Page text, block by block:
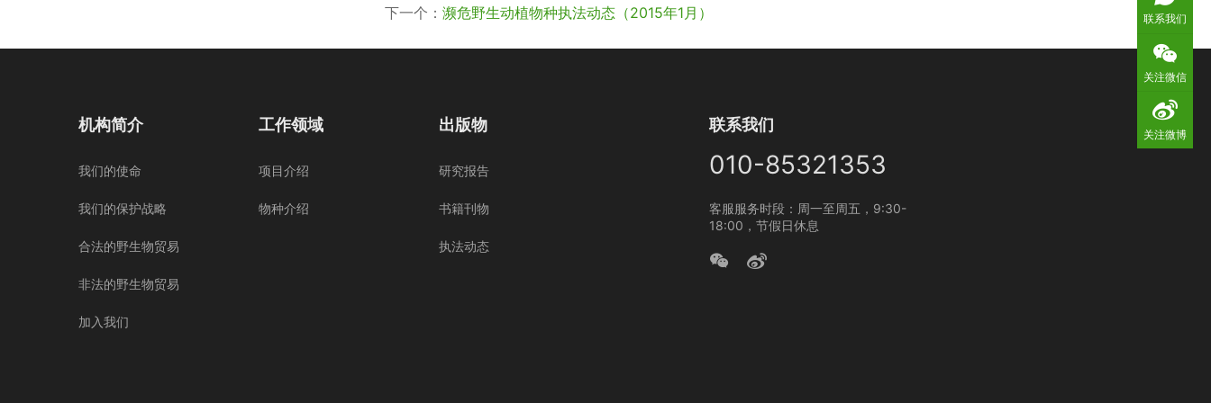
下一个： 濒危野生动植物种执法动态（2015年1月）
机构简介
我们的使命
我们的保护战略
合法的野生物贸易
非法的野生物贸易
加入我们
工作领域
项目介绍
物种介绍
出版物
研究报告
书籍刊物
执法动态
联系我们
010-85321353
客服服务时段：周一至周五，9:30-
18:00，节假日休息
联系我们
关注微信
关注微博